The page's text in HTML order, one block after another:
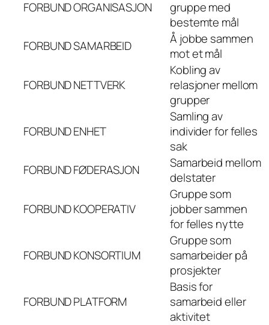
FORBUNDORGANISASJON
gruppe med
bestemte mål
FORBUNDSAMARBEID
Å jobbe sammen
mot et mål
FORBUNDNETTVERK
Kobling av
relasjoner mellom
grupper
FORBUNDENHET
Samling av
individer for felles
sak
FORBUNDFØDERASJON
Samarbeid mellom
delstater
FORBUNDKOOPERATIV
Gruppe som
jobber sammen
for felles nytte
FORBUNDKONSORTIUM
Gruppe som
samarbeider på
prosjekter
FORBUNDPLATFORM
Basis for
samarbeid eller
aktivitet